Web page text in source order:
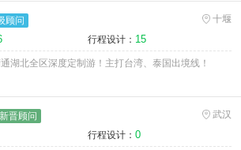
顾问
十堰
行程设计： 15
湖北全区深度定制游！主打台湾、泰国出境线！
新晋顾问
武汉
行程设计： 0